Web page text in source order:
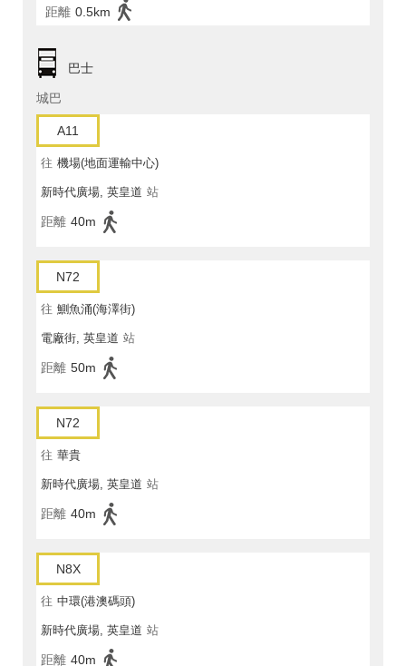
距離 0.5km
巴士
城巴
A11
往 機場(地面運輸中心)
新時代廣場, 英皇道 站
距離 40m
N72
往 鰂魚涌(海澤街)
電廠街, 英皇道 站
距離 50m
N72
往 華貴
新時代廣場, 英皇道 站
距離 40m
N8X
往 中環(港澳碼頭)
新時代廣場, 英皇道 站
距離 40m